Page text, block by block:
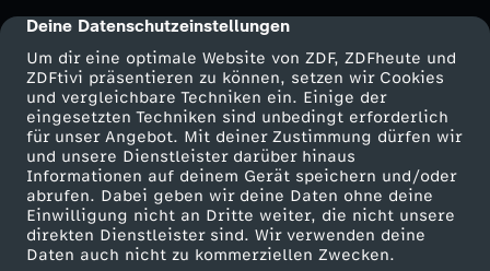
cmp-dialog-description
Deine Datenschutzeinstellungen
Um dir eine optimale Website von ZDF, ZDFheute und
ZDFtivi präsentieren zu können, setzen wir Cookies
und vergleichbare Techniken ein. Einige der
eingesetzten Techniken sind unbedingt erforderlich
für unser Angebot. Mit deiner Zustimmung dürfen wir
und unsere Dienstleister darüber hinaus
Informationen auf deinem Gerät speichern und/oder
abrufen. Dabei geben wir deine Daten ohne deine
Einwilligung nicht an Dritte weiter, die nicht unsere
direkten Dienstleister sind. Wir verwenden deine
Daten auch nicht zu kommerziellen Zwecken.
u
m
p
o
d
Mehr ZDF
ZDF-Apps
Smart TV
ZDFtext
Service
ZDFmitreden
Kontakt zum ZDF
Tickets